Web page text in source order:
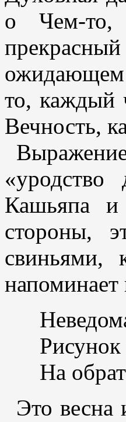
о Чем-то,
ожидающем
то, каждый
Вечность,
Кашьяпа
стороны,
свиньями,
напоминает
На
Это весна